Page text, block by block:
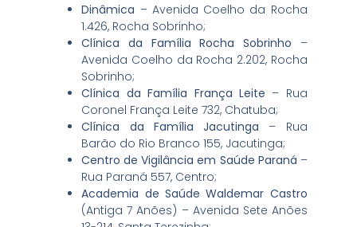
Dinâmica – Avenida Coelho da Rocha
1.426, Rocha Sobrinho;
Clínica da Família Rocha Sobrinho –
Avenida Coelho da Rocha 2.202, Rocha
Sobrinho;
Clínica da Família França Leite – Rua
Coronel França Leite 732, Chatuba;
Clínica da Família Jacutinga – Rua
Barão do Rio Branco 155, Jacutinga;
Centro de Vigilância em Saúde Paraná –
Rua Paraná 557, Centro;
Academia de Saúde Waldemar Castro
(Antiga 7 Anões) – Avenida Sete Anões